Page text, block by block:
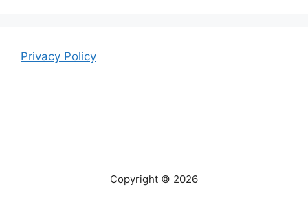
Privacy Policy
Copyright © 2026